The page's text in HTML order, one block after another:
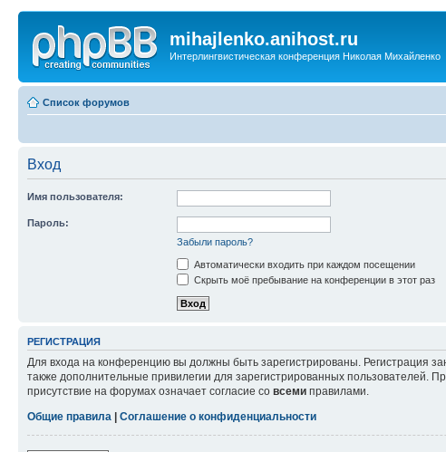
mihajlenko.anihost.ru
Интерлингвистическая конференция Николая Михайленко
Список форумов
Вход
Имя пользователя:
Пароль:
Забыли пароль?
Автоматически входить при каждом посещении
Скрыть моё пребывание на конференции в этот раз
РЕГИСТРАЦИЯ
Для входа на конференцию вы должны быть зарегистрированы. Регистрация
также дополнительные привилегии для зарегистрированных пользователей.
присутствие на форумах означает согласие со всеми правилами.
Общие правила
Соглашение о конфиденциальности